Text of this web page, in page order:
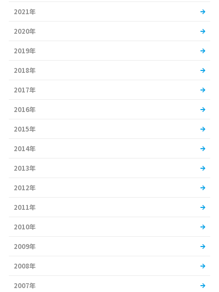
2021年
2020年
2019年
2018年
2017年
2016年
2015年
2014年
2013年
2012年
2011年
2010年
2009年
2008年
2007年